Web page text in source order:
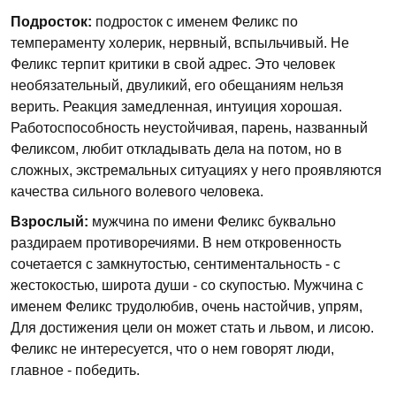
Подросток: подросток с именем Феликс по
темпераменту холерик, нервный, вспыльчивый. Не
Феликс терпит критики в свой адрес. Это человек
необязательный, двуликий, его обещаниям нельзя
верить. Реакция замедленная, интуиция хорошая.
Работоспособность неустойчивая, парень, названный
Феликсом, любит откладывать дела на потом, но в
сложных, экстремальных ситуациях у него проявляются
качества сильного волевого человека.
Взрослый: мужчина по имени Феликс буквально
раздираем противоречиями. В нем откровенность
сочетается с замкнутостью, сентиментальность - с
жестокостью, широта души - со скупостью. Мужчина с
именем Феликс трудолюбив, очень настойчив, упрям,
Для достижения цели он может стать и львом, и лисою.
Феликс не интересуется, что о нем говорят люди,
главное - победить.